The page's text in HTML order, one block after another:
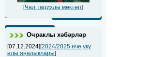
[Чал тарихлы мәктәп]
Очраклы хәбәрләр
[07.12.2024][2024/2025 нче уку
елы яңалыклары]